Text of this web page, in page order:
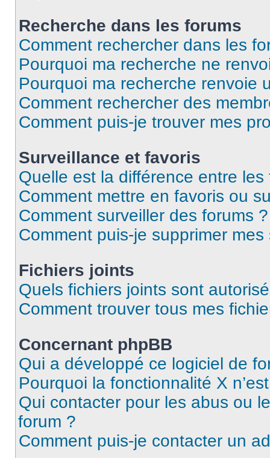
Recherche dans les forums
Comment rechercher dans les
Pourquoi ma recherche ne
Pourquoi ma recherche renvoie
Comment rechercher des
Comment puis-je trouver mes
Surveillance et favoris
Quelle est la différence entre
Comment mettre en favoris ou
Comment surveiller des forums ?
Comment puis-je supprimer
Fichiers joints
Quels fichiers joints sont
Comment trouver tous mes
Concernant phpBB
Qui a développé ce logiciel de
Pourquoi la fonctionnalité X
Qui contacter pour les abus ou
forum ?
Comment puis-je contacter un